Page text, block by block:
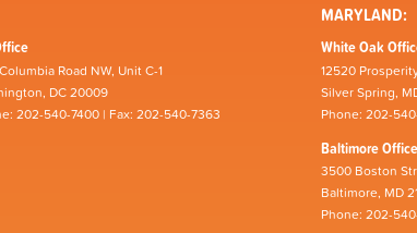
Road NW, Unit C-1
DC 20009
202-540-7400 | Fax: 202-540-7363
MARYLAND:
White Oak
12520
Silver Spring,
Phone: 202-
Baltimore Office
3500 Boston
Baltimore, MD
Phone: 202-